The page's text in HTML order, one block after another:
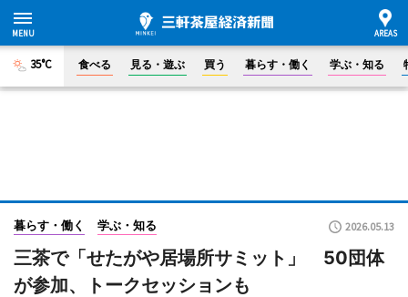
35°C 食べる 見る・遊ぶ 買う 暮らす・働く 学ぶ・知る
暮らす・働く 学ぶ・知る 2026.05.13
三茶で「せたがや居場所サミット」 50団体
が参加、トークセッションも